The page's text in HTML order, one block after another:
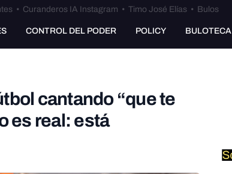
• Curanderos IA Instagram • Timo José Elías• Bulos
CONTROL DEL PODER POLICY BULOTECA
cantando “que te
es real: está